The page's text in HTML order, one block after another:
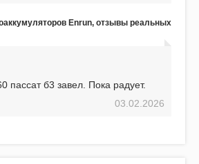
он даже
модель.
Enrun, отзывы реальных
пассат б3 завел. Пока радует.
03.02.2026